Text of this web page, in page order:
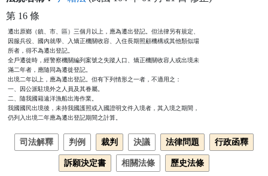
第 16 條
遷出原鄉（鎮、市、區）三個月以上，應為遷出登記。但法律另有規定、
因服兵役、國內就學、入矯正機關收容、入住長期照顧機構或其他類似場
所者，得不為遷出登記。
全戶遷徙時，經警察機關編列案號之失蹤人口、矯正機關收容人或出境未
滿二年者，應隨同為遷徙登記。
出境二年以上，應為遷出登記。但有下列情形之一者，不適用之：
一、因公派駐境外之人員及其眷屬。
二、隨我國籍遠洋漁船出海作業。
我國國民出境後，未持我國護照或入國證明文件入境者，其入境之期間，
仍列入出境二年應為遷出登記期間之計算。
司法解釋 判例 裁判 決議 法律問題 行政函釋
訴願決定書 相關法條 歷史法條